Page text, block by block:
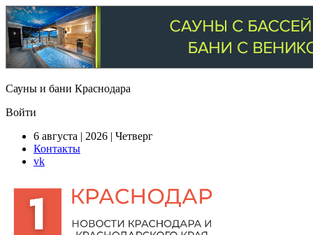
Сауны и бани Краснодара
Войти
6 августа | 2026 | Четверг
Контакты
vk